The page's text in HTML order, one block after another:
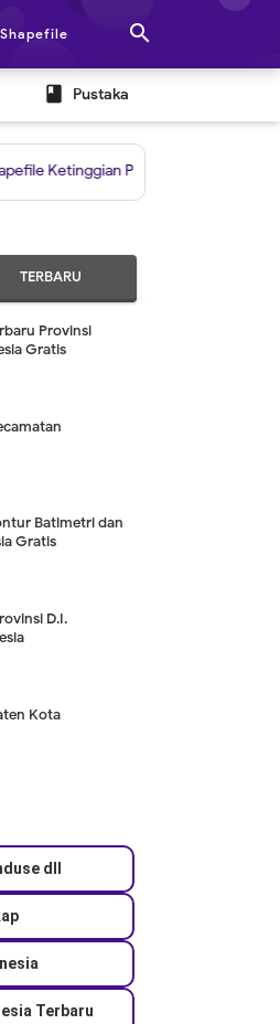

Shapefile
book Pustaka
Permukaan Lahan
TERBARU
Provinsi
Gratis
Batimetri dan
Gratis
D.I.
Kota
dll
Terbaru